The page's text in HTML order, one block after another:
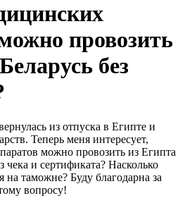
провозить
без
из отпуска в Египте и
Теперь меня интересует,
можно провозить из Египта
чека и сертификата? Насколько
на таможне? Буду благодарна за
вопросу!